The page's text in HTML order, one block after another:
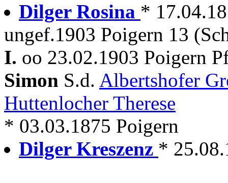
Dilger Rosina *
ungef.1903 Poigern 13
I. oo 23.02.1903 Poigern
Simon S.d. Albertshofer
Huttenlocher Therese
* 03.03.1875 Poigern
Dilger Kreszenz *